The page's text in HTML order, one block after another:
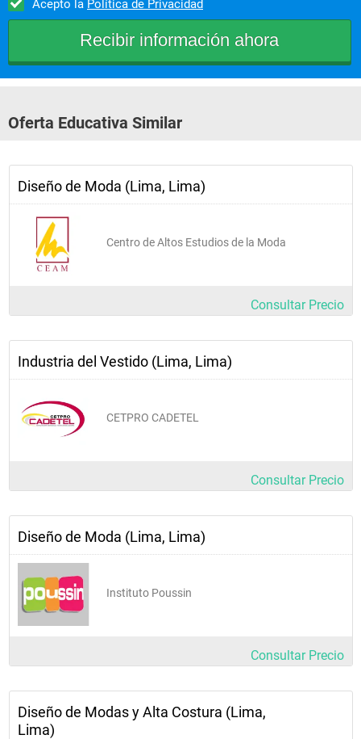
Escaparatista y store planner de tiendas de moda
Supervisor de producción y logística en fábricas textiles
Consultor de moda internacional
Acepto la Política de Privacidad
Oferta Educativa Similar
Diseño de Moda (Lima, Lima)
Centro de Altos Estudios de la Moda
Consultar Precio
Industria del Vestido (Lima, Lima)
CETPRO CADETEL
Consultar Precio
Diseño de Moda (Lima, Lima)
Instituto Poussin
Consultar Precio
Diseño de Modas y Alta Costura (Lima,
Lima)